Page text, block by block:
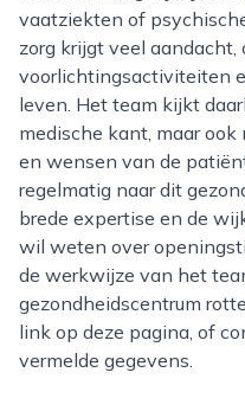
vaatziekten of
zorg krijgt veel aandacht,
voorlichtingsactiviteiten
leven. Het team kijkt
medische kant, maar
en wensen van de
regelmatig naar dit
brede expertise en de
wil weten over
de werkwijze van het
gezondheidscentrum
link op deze pagina, of
vermelde gegevens.